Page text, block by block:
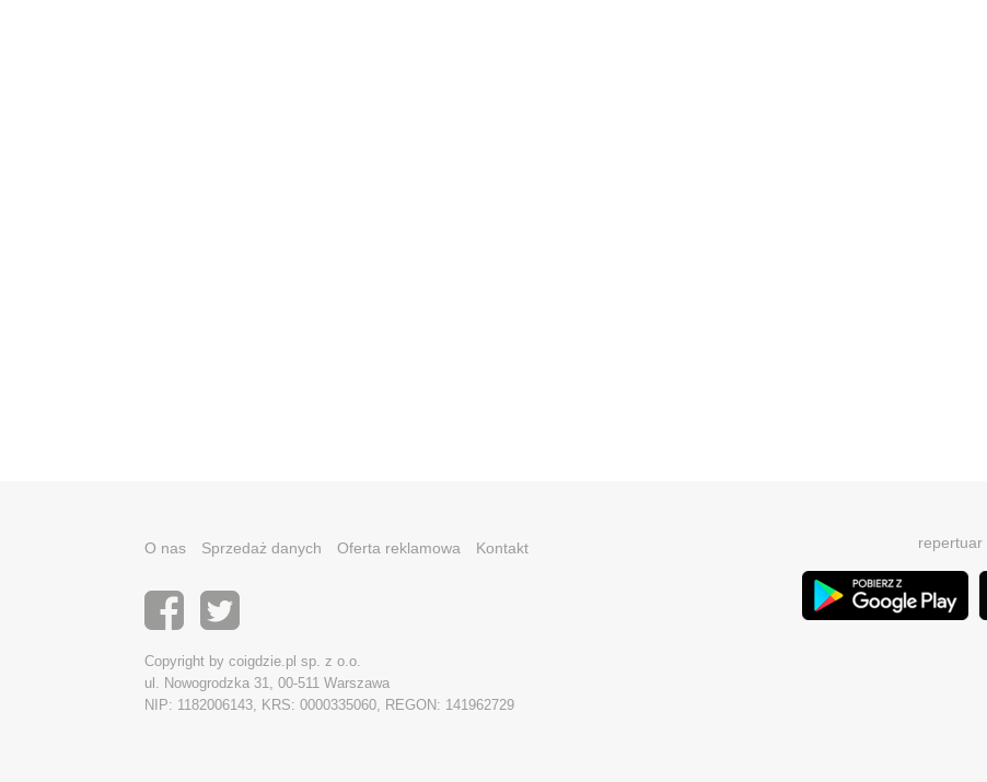
O nas Sprzedaż danych Oferta reklamowa Kontakt
Copyright by coigdzie.pl sp. z o.o.
ul. Nowogrodzka 31, 00-511 Warszawa
NIP: 1182006143, KRS: 0000335060, REGON: 141962729
repertuar